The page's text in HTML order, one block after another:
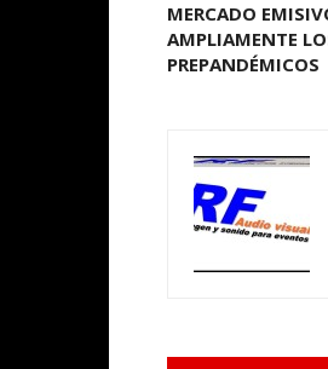
MERCADO
AMPLIAMENTE
PREPANDÉMICOS